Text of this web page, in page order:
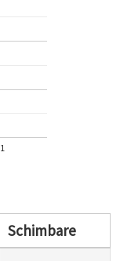
Schimbare